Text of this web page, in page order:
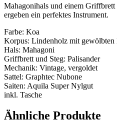
Mahagonihals und einem
ergeben ein perfektes Instrument.
Farbe: Koa
Korpus: Lindenholz mit gewölbten
Hals: Mahagoni
Griffbrett und Steg: Palisander
Mechanik: Vintage, vergoldet
Sattel: Graphtec Nubone
Saiten: Aquila Super Nylgut
inkl. Tasche
Ähnliche Produkte